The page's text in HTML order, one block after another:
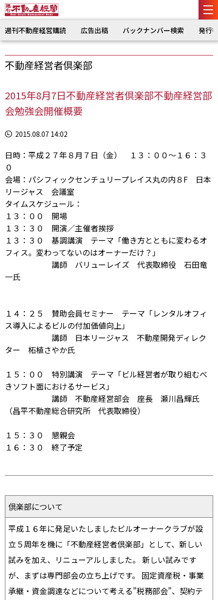
週刊不動産経営購読 広告出稿 バックナンバー検索 発行
不動産経営者倶楽部
2015年8月7日不動産経営者倶楽部不動産経営部
会勉強会開催概要
2015.08.07 14:02
日時：平成２７年８月７日（金） １３：００～１６：３
０
会場：パシフィックセンチュリープレイス丸の内８F 日本
リージャス 会議室
タイムスケジュール：
１３：００ 開場
１３：３０ 開演／主催者挨拶
１３：３０ 基調講演 テーマ「働き方とともに変わるオ
フィス。変わってないのはオーナーだけ？」
講師 バリューレイズ 代表取締役 石田竜
一氏
１４：２５ 賛助会員セミナー テーマ「レンタルオフィ
ス導入によるビルの付加価値向上」
講師 日本リージャス 不動産開発ディレク
ター 柘植さやか氏
１５：００ 特別講演 テーマ「ビル経営者が取り組むべ
きソフト面におけるサービス」
講師 不動産経営部会 座長 瀬川昌輝氏
（昌平不動産総合研究所 代表取締役）
１５：３０ 懇親会
１６：３０ 終了予定
倶楽部について
平成１６年に発足いたしましたビルオーナークラブが設
立５周年を機に「不動産経営者倶楽部」として、新しい
試みを加え、リニューアルしました。 新しい試みです
が、まずは専門部会の立ち上げです。 固定資産税・事業
承継・資金調達などについて考える”税務部会”、契約テ